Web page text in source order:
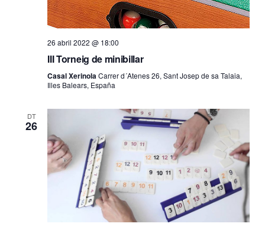
26 abril 2022 @ 18:00
III Torneig de minibillar
Casal XerinolaCarrer d´Atenes 26, Sant Josep de sa Talaia,
Illes Balears, España
DT
26